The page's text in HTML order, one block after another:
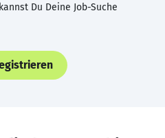
Du Deine Job-Suche